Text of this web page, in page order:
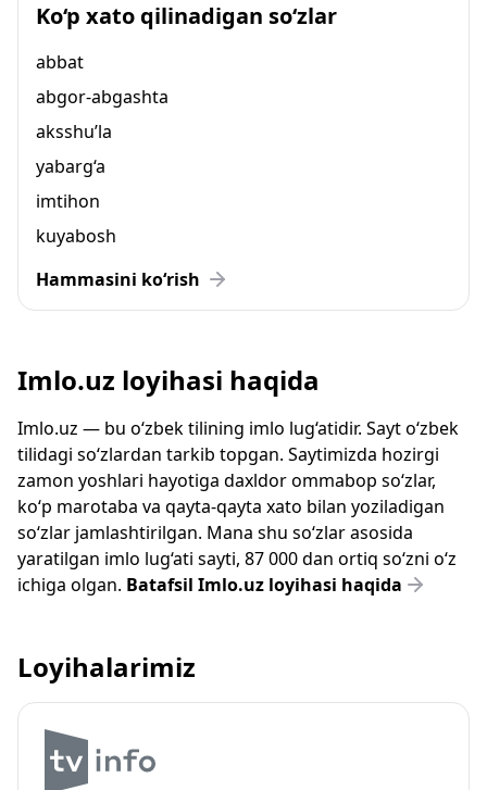
Ko‘p xato qilinadigan so‘zlar
abbat
abgor-abgashta
aksshu’la
yabarg‘a
imtihon
kuyabosh
Hammasini ko‘rish
Imlo.uz loyihasi haqida
Imlo.uz — bu o‘zbek tilining imlo lug‘atidir. Sayt o‘zbek
tilidagi so‘zlardan tarkib topgan. Saytimizda hozirgi
zamon yoshlari hayotiga daxldor ommabop so‘zlar,
ko‘p marotaba va qayta-qayta xato bilan yoziladigan
so‘zlar jamlashtirilgan. Mana shu so‘zlar asosida
yaratilgan imlo lug‘ati sayti, 87 000 dan ortiq so‘zni o‘z
ichiga olgan. Batafsil Imlo.uz loyihasi haqida
Loyihalarimiz